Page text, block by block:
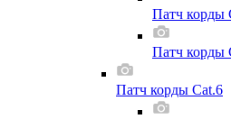
Патч корды
Патч корды
Патч корды Cat.6